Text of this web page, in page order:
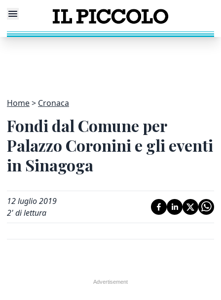
Home Cronaca
Fondi dal Comune per
Palazzo Coronini e gli eventi
in Sinagoga
12 luglio 2019
2' di lettura